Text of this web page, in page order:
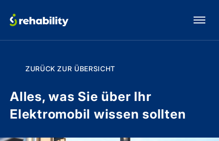
ZURÜCK ZUR ÜBERSICHT
Alles, was Sie über Ihr
Elektromobil wissen sollten